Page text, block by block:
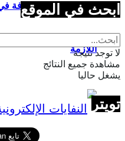
بناء اقتصادات المعرفة
اللازمة
ابحث في الموقع
لا توجد نتيجة
مشاهدة جميع النتائج
يشغل حاليا
تويتر